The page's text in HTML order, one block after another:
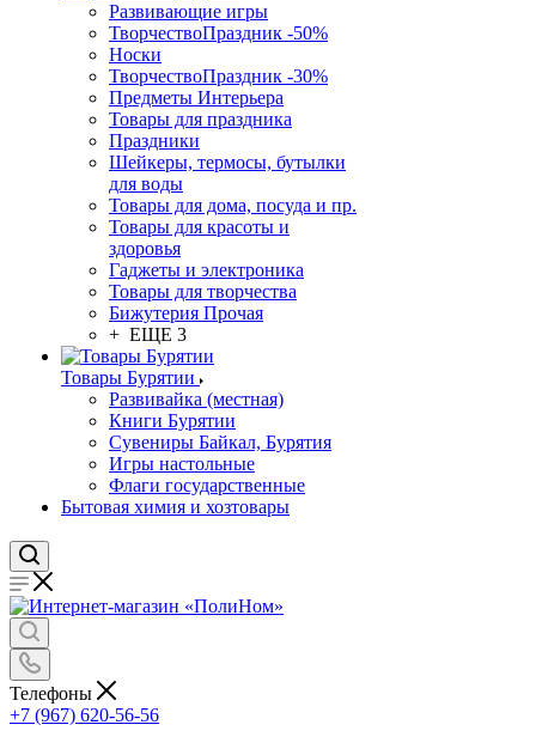
Развивающие игры
ТворчествоПраздник -50%
Носки
ТворчествоПраздник -30%
Предметы Интерьера
Товары для праздника
Праздники
Шейкеры, термосы, бутылки
для воды
Товары для дома, посуда и пр.
Товары для красоты и
здоровья
Гаджеты и электроника
Товары для творчества
Бижутерия Прочая
+ ЕЩЕ 3
Товары Бурятии
Развивайка (местная)
Книги Бурятии
Сувениры Байкал, Бурятия
Игры настольные
Флаги государственные
Бытовая химия и хозтовары
Телефоны
+7 (967) 620-56-56